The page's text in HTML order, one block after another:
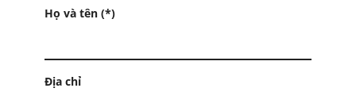
Họ và tên (*)
Địa chỉ